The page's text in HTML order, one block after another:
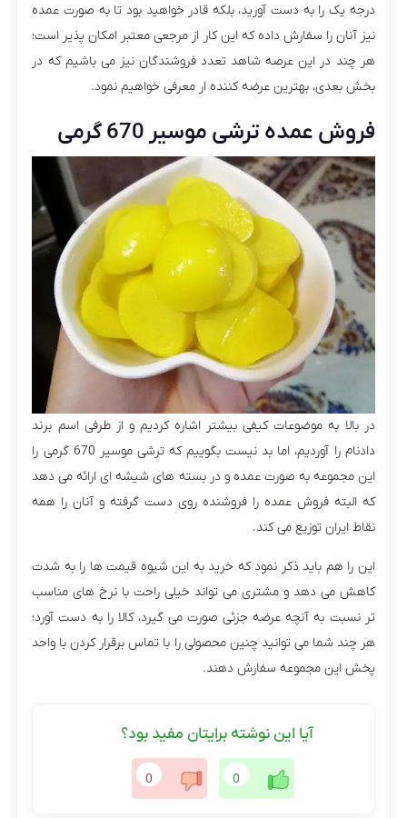
درجه یک را به دست آورید، بلکه قادر خواهید بود تا به صورت عمده
نیز آنان را سفارش داده که این کار از مرجعی معتبر امکان پذیر است؛
هر چند در این عرصه شاهد تعدد‌ فروشندگان نیز می باشیم که در
بخش بعدی، بهترین عرضه کننده ار معرفی خواهیم نمود.
فروش عمده ترشی موسیر 670 گرمی
در بالا به موضوعات کیفی بیشتر اشاره کردیم و از طرفی اسم برند
دادنام را آوردیم، اما بد نیست بگوییم که ترشی موسیر 670 گرمی را
این مجموعه به صورت عمده و در بسته های شیشه ای ارائه می دهد
که البته فروش عمده را فروشنده روی دست گرفته و آنان را همه
نقاط ایران توزیع می کند.
این را هم باید ذکر نمود که خرید به این شیوه قیمت ها را به شدت
کاهش می دهد و مشتری می تواند خیلی راحت با نرخ های مناسب
تر نسبت به آنچه عرضه جزئی صورت می گیرد، کالا را به دست آورد؛
هر چند شما می توانید چنین محصولی را با تماس برقرار کردن با واحد
پخش این مجموعه سفارش دهند.
آیا این نوشته برایتان مفید بود؟
0
0